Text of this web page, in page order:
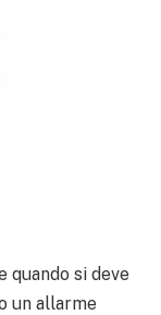
quando si deve
un allarme